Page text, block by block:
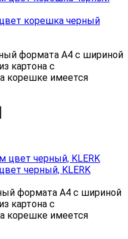
корешка черный
формата А4 с шириной
картона с
корешке имеется
черный, KLERK
формата А4 с шириной
картона с
корешке имеется